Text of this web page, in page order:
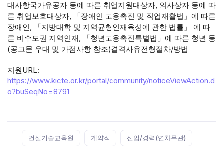
대사항국가유공자 등에 따른 취업지원대상자, 의사상자 등에 따
른 취업보호대상자, 「장애인 고용촉진 및 직업재활법」에 따른
장애인, 「지방대학 및 지역균형인재육성에 관한 법률」 에 따
른 비수도권 지역인재, 「청년고용촉진특별법」에 따른 청년 등
(공고문 우대 및 가점사항 참조)결격사유전형절차/방법
지원URL:
https://www.kicte.or.kr/portal/community/noticeViewAction.d
o?buSeqNo=8791
건설기술교육원 계약직 신입/경력(연차무관)